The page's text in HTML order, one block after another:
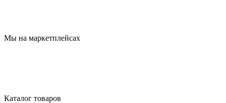
Мы на маркетплейсах
Каталог товаров